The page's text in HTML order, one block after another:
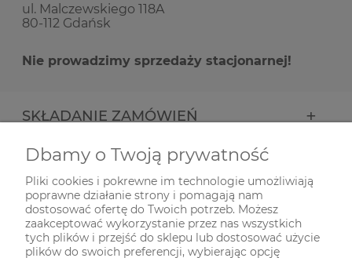
ul. Malczewskiego 118A
80-112 Gdańsk
Nie prowadzimy sprzedaży stacjonarnej!
SKŁADANIE ZAMÓWIEŃ
INFORMACJE
ODWIEDŹ NAS NA
Dbamy o Twoją prywatność
Pliki cookies i pokrewne im technologie umożliwiają
poprawne działanie strony i pomagają nam
dostosować ofertę do Twoich potrzeb. Możesz
zaakceptować wykorzystanie przez nas wszystkich
tych plików i przejść do sklepu lub dostosować użycie
plików do swoich preferencji, wybierając opcję